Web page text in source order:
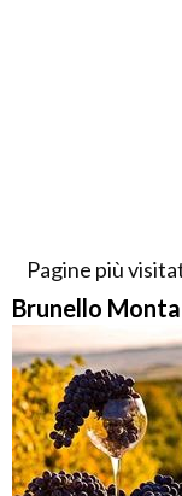
Pagine più
Brunello